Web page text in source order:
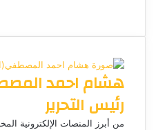
س
و
ك
س
ج
ر
س
ج
ر
ت
ا
ب
ل
ر
ا
هشام احمد
رئيس التحرير
من أبرز المنصات الإلكترونية